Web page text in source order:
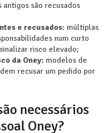
antigos são recusados
e recusados: múltiplas
num curto
risco elevado;
da Oney: modelos de
recusar um pedido por
necessários
Oney?